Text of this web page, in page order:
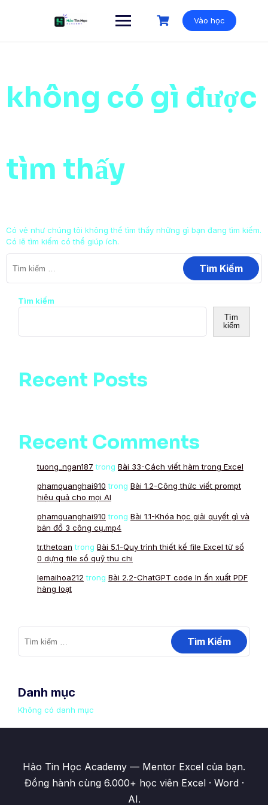
Vào học
không có gì được
tìm thấy
Có vẻ như chúng tôi không thể tìm thấy những gì bạn đang tìm kiếm.
Có lẽ tìm kiếm có thể giúp ích.
Tìm kiếm
Tìm
kiếm
Recent Posts
Recent Comments
tuong_ngan187 trong Bài 33-Cách viết hàm trong Excel
phamquanghai910 trong Bài 1.2-Công thức viết prompt
hiệu quả cho mọi AI
phamquanghai910 trong Bài 1.1-Khóa học giải quyết gì và
bản đồ 3 công cụ.mp4
tr.thetoan trong Bài 5.1-Quy trình thiết kế file Excel từ số
0 dựng file sổ quỹ thu chi
lemaihoa212 trong Bài 2.2-ChatGPT code In ấn xuất PDF
hàng loạt
Danh mục
Không có danh mục
Hảo Tin Học Academy — Mentor Excel của bạn.
Đồng hành cùng 6.000+ học viên Excel · Word ·
AI.